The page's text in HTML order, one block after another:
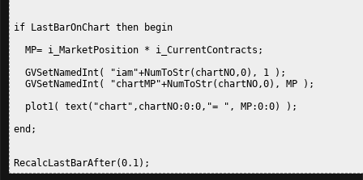
if LastBarOnChart then begin
  MP= i_MarketPosition * i_CurrentContracts;
  GVSetNamedInt( "iam"+NumToStr(chartNO,0), 1 );
  GVSetNamedInt( "chartMP"+NumToStr(chartNO,0), MP );
  plot1( text("chart",chartNO:0:0,"= ", MP:0:0) );
end;